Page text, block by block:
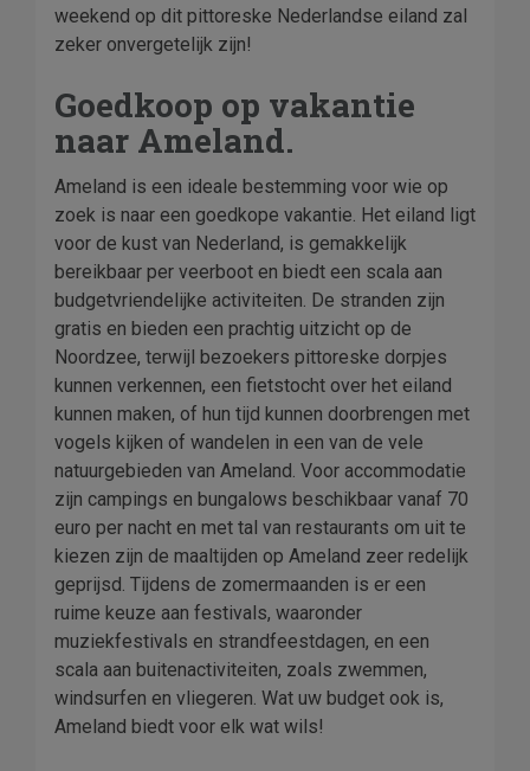
weekend op dit pittoreske Nederlandse eiland zal
zeker onvergetelijk zijn!
Goedkoop op vakantie
naar Ameland.
Ameland is een ideale bestemming voor wie op
zoek is naar een goedkope vakantie. Het eiland ligt
voor de kust van Nederland, is gemakkelijk
bereikbaar per veerboot en biedt een scala aan
budgetvriendelijke activiteiten. De stranden zijn
gratis en bieden een prachtig uitzicht op de
Noordzee, terwijl bezoekers pittoreske dorpjes
kunnen verkennen, een fietstocht over het eiland
kunnen maken, of hun tijd kunnen doorbrengen met
vogels kijken of wandelen in een van de vele
natuurgebieden van Ameland. Voor accommodatie
zijn campings en bungalows beschikbaar vanaf 70
euro per nacht en met tal van restaurants om uit te
kiezen zijn de maaltijden op Ameland zeer redelijk
geprijsd. Tijdens de zomermaanden is er een
ruime keuze aan festivals, waaronder
muziekfestivals en strandfeestdagen, en een
scala aan buitenactiviteiten, zoals zwemmen,
windsurfen en vliegeren. Wat uw budget ook is,
Ameland biedt voor elk wat wils!